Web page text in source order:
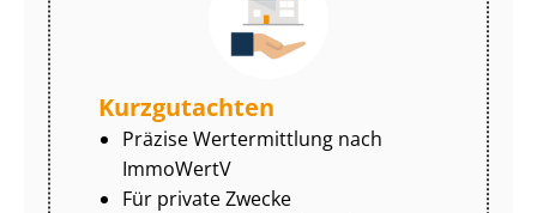
Kurzgutachten
Präzise Wertermittlung nach
ImmoWertV
Für private Zwecke